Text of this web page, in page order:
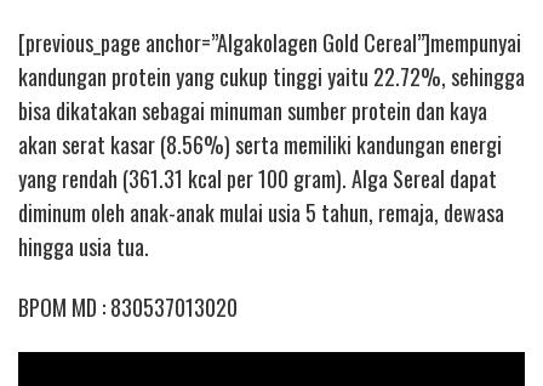
[previous_page anchor=”Algakolagen Gold Cereal”]mempunyai
kandungan protein yang cukup tinggi yaitu 22.72%, sehingga
bisa dikatakan sebagai minuman sumber protein dan kaya
akan serat kasar (8.56%) serta memiliki kandungan energi
yang rendah (361.31 kcal per 100 gram). Alga Sereal dapat
diminum oleh anak-anak mulai usia 5 tahun, remaja, dewasa
hingga usia tua.
BPOM MD : 830537013020